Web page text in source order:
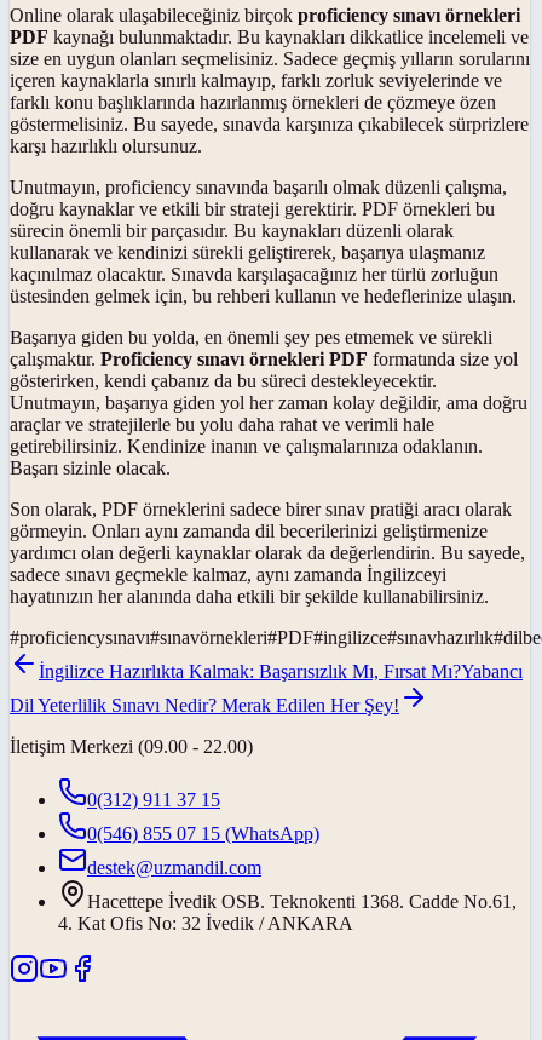
Online olarak ulaşabileceğiniz birçok proficiency sınavı örnekleri
PDF kaynağı bulunmaktadır. Bu kaynakları dikkatlice incelemeli ve
size en uygun olanları seçmelisiniz. Sadece geçmiş yılların sorularını
içeren kaynaklarla sınırlı kalmayıp, farklı zorluk seviyelerinde ve
farklı konu başlıklarında hazırlanmış örnekleri de çözmeye özen
göstermelisiniz. Bu sayede, sınavda karşınıza çıkabilecek sürprizlere
karşı hazırlıklı olursunuz.
Unutmayın, proficiency sınavında başarılı olmak düzenli çalışma,
doğru kaynaklar ve etkili bir strateji gerektirir. PDF örnekleri bu
sürecin önemli bir parçasıdır. Bu kaynakları düzenli olarak
kullanarak ve kendinizi sürekli geliştirerek, başarıya ulaşmanız
kaçınılmaz olacaktır. Sınavda karşılaşacağınız her türlü zorluğun
üstesinden gelmek için, bu rehberi kullanın ve hedeflerinize ulaşın.
Başarıya giden bu yolda, en önemli şey pes etmemek ve sürekli
çalışmaktır. Proficiency sınavı örnekleri PDF formatında size yol
gösterirken, kendi çabanız da bu süreci destekleyecektir.
Unutmayın, başarıya giden yol her zaman kolay değildir, ama doğru
araçlar ve stratejilerle bu yolu daha rahat ve verimli hale
getirebilirsiniz. Kendinize inanın ve çalışmalarınıza odaklanın.
Başarı sizinle olacak.
Son olarak, PDF örneklerini sadece birer sınav pratiği aracı olarak
görmeyin. Onları aynı zamanda dil becerilerinizi geliştirmenize
yardımcı olan değerli kaynaklar olarak da değerlendirin. Bu sayede,
sadece sınavı geçmekle kalmaz, aynı zamanda İngilizceyi
hayatınızın her alanında daha etkili bir şekilde kullanabilirsiniz.
#proficiencysınavı#sınavörnekleri#PDF#ingilizce#sınavhazırlık#
İngilizce Hazırlıkta Kalmak: Başarısızlık Mı, Fırsat Mı?Yabancı
Dil Yeterlilik Sınavı Nedir? Merak Edilen Her Şey!
İletişim Merkezi (09.00 - 22.00)
0(312) 911 37 15
0(546) 855 07 15 (WhatsApp)
destek@uzmandil.com
Hacettepe İvedik OSB. Teknokenti 1368. Cadde No.61,
4. Kat Ofis No: 32 İvedik / ANKARA